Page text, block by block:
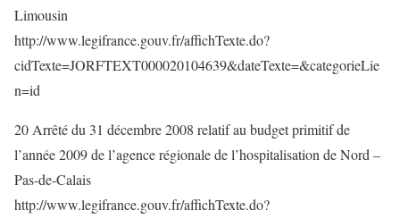
Limousin
http://www.legifrance.gouv.fr/affichTexte.do?
cidTexte=JORFTEXT000020104639&dateTexte=&categorieLie
n=id
20 Arrêté du 31 décembre 2008 relatif au budget primitif de
l’année 2009 de l’agence régionale de l’hospitalisation de Nord –
Pas-de-Calais
http://www.legifrance.gouv.fr/affichTexte.do?